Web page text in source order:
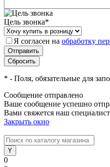
Цель звонка*
Я согласен на обработку
* - Поля, обязательные для
Сообщение отправлено
Ваше сообщение успешно
Вами свяжется наш специалист
Закрыть окно
0